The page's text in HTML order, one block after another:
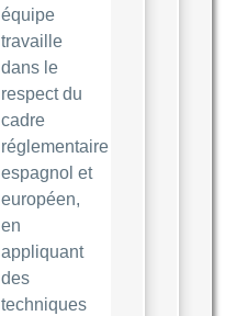
équipe
travaille
dans le
respect du
cadre
réglementaire
espagnol et
européen,
en
appliquant
des
techniques